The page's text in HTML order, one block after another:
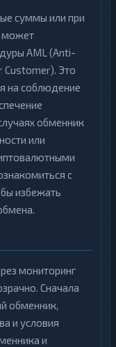
суммы или при
может
AML (Anti-
Customer). Это
на соблюдение
обменник
или
с
избежать
мониторинг
Сначала
обменник,
и условия
и